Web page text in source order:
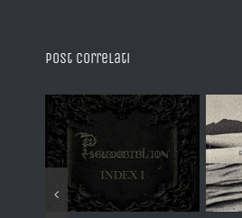
Post correlati